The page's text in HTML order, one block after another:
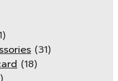
(31)
(18)